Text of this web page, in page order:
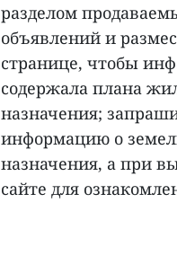
разделом
объявлений и
странице, чтобы
содержала плана
назначения;
информацию о
назначения, а при
сайте для